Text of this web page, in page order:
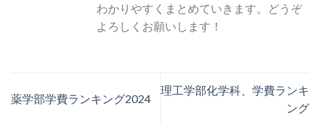
わかりやすくまとめていきます。どうぞ
よろしくお願いします！
薬学部学費ランキング2024
理工学部化学科、学費ランキ
ング